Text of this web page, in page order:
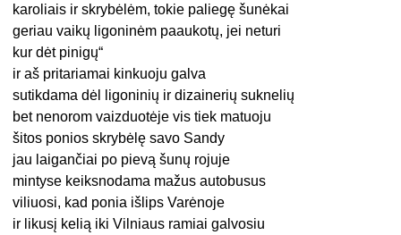
karoliais ir skrybėlėm, tokie paliegę šunėkai
geriau vaikų ligoninėm paaukotų, jei neturi
kur dėt pinigų“
ir aš pritariamai kinkuoju galva
sutikdama dėl ligoninių ir dizainerių suknelių
bet nenorom vaizduotėje vis tiek matuoju
šitos ponios skrybėlę savo Sandy
jau laigančiai po pievą šunų rojuje
mintyse keiksnodama mažus autobusus
viliuosi, kad ponia išlips Varėnoje
ir likusį kelią iki Vilniaus ramiai galvosiu